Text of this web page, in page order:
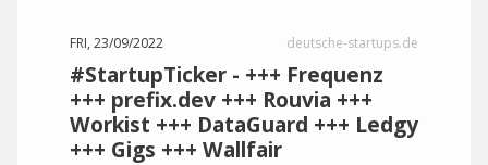
FRI, 23/09/2022 deutsche-startups.de
#StartupTicker - +++ Frequenz
+++ prefix.dev +++ Rouvia +++
Workist +++ DataGuard +++ Ledgy
+++ Gigs +++ Wallfair